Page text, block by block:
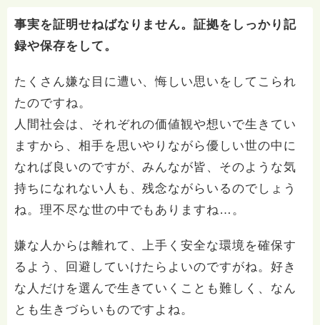
事実を証明せねばなりません。証拠をしっかり記
録や保存をして。
たくさん嫌な目に遭い、悔しい思いをしてこられ
たのですね。
人間社会は、それぞれの価値観や想いで生きてい
ますから、相手を思いやりながら優しい世の中に
なれば良いのですが、みんなが皆、そのような気
持ちになれない人も、残念ながらいるのでしょう
ね。理不尽な世の中でもありますね…。
嫌な人からは離れて、上手く安全な環境を確保す
るよう、回避していけたらよいのですがね。好き
な人だけを選んで生きていくことも難しく、なん
とも生きづらいものですよね。